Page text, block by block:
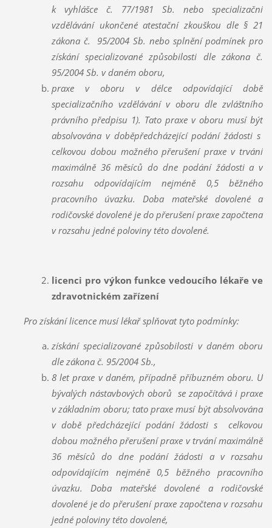
k vyhlášce č. 77/1981 Sb. nebo specializační
vzdělávání ukončené atestační zkouškou dle § 21
zákona č. 95/2004 Sb. nebo splnění podmínek pro
získání specializované způsobilosti dle zákona č.
95/2004 Sb. v daném oboru,
praxe v oboru v délce odpovídající době
specializačního vzdělávání v oboru dle zvláštního
právního předpisu 1). Tato praxe v oboru musí být
absolvována v doběpředcházející podání žádosti s
celkovou dobou možného přerušení praxe v trvání
maximálně 36 měsíců do dne podání žádosti a v
rozsahu odpovídajícím nejméně 0,5 běžného
pracovního úvazku. Doba mateřské dovolené a
rodičovské dovolené je do přerušení praxe započtena
v rozsahu jedné poloviny této dovolené.
licenci pro výkon funkce vedoucího lékaře ve
zdravotnickém zařízení
Pro získání licence musí lékař splňovat tyto podmínky:
získání specializované způsobilosti v daném oboru
dle zákona č. 95/2004 Sb.,
8 let praxe v daném, případně příbuzném oboru. U
bývalých nástavbových oborů se započítává i praxe
v základním oboru; tato praxe musí být absolvována
v době předcházející podání žádosti s celkovou
dobou možného přerušení praxe v trvání maximálně
36 měsíců do dne podání žádosti a v rozsahu
odpovídajícím nejméně 0,5 běžného pracovního
úvazku. Doba mateřské dovolené a rodičovské
dovolené je do přerušení praxe započtena v rozsahu
jedné poloviny této dovolené,